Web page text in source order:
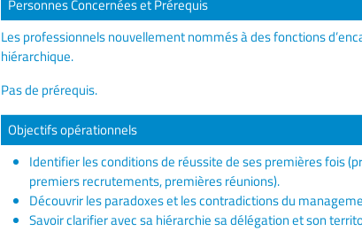
Personnes Concernées et Prérequis
Les professionnels nouvellement nommés à des fonctions
hiérarchique.
Pas de prérequis.
Objectifs opérationnels
Identifier les conditions de réussite de ses premières fois
premiers recrutements, premières réunions).
Découvrir les paradoxes et les contradictions du
Savoir clarifier avec sa hiérarchie sa délégation et son